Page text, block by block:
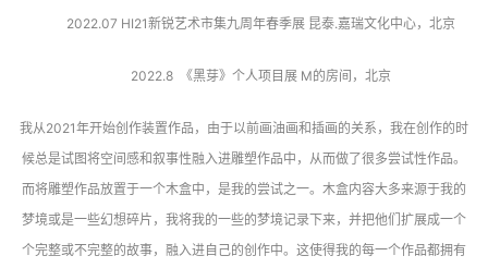
2022.07 HI21新锐艺术市集九周年春季展 昆泰.嘉瑞文化中心，北京
2022.8  《黑芽》个人项目展 M的房间，北京
我从2021年开始创作装置作品，由于以前画油画和插画的关系，我在创作的时
候总是试图将空间感和叙事性融入进雕塑作品中，从而做了很多尝试性作品。
而将雕塑作品放置于一个木盒中，是我的尝试之一。木盒内容大多来源于我的
梦境或是一些幻想碎片，我将我的一些的梦境记录下来，并把他们扩展成一个
个完整或不完整的故事，融入进自己的创作中。这使得我的每一个作品都拥有